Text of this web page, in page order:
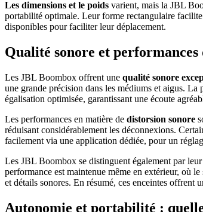
Les dimensions et le poids varient, mais la JBL
portabilité optimale. Leur forme rectangulaire facilite
disponibles pour faciliter leur déplacement.
Qualité sonore et
Les JBL Boombox offrent une qualité sonore
une grande précision dans les médiums et aigus. La
égalisation optimisée, garantissant une écoute
Les performances en matière de distorsion sonore
réduisant considérablement les déconnexions.
facilement via une application dédiée, pour un
Les JBL Boombox se distinguent également par leur
performance est maintenue même en extérieur, où
et détails sonores. En résumé, ces enceintes offrent
Autonomie et portabilité :